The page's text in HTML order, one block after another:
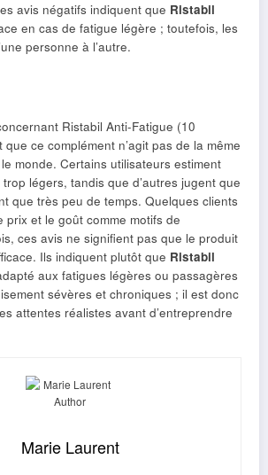
avis négatifs indiquent que Ristabil
en cas de fatigue légère ; toutefois, les
personne à l’autre.
Ristabil Anti-Fatigue (10
ce complément n’agit pas de la même
monde. Certains utilisateurs estiment
légers, tandis que d’autres jugent que
que très peu de temps. Quelques clients
prix et le goût comme motifs de
ces avis ne signifient pas que le produit
Ils indiquent plutôt que Ristabil
aux fatigues légères ou passagères
sévères et chroniques ; il est donc
attentes réalistes avant d’entreprendre
Marie Laurent